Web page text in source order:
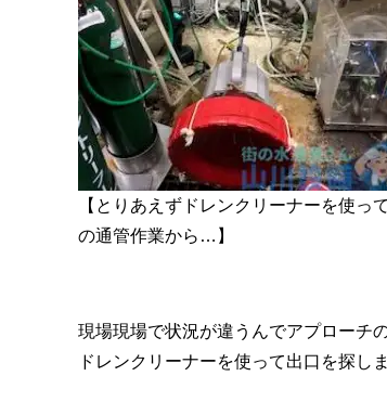
【とりあえずドレンクリーナーを使って
の通管作業から…】
現場現場で状況が違うんでアプローチ
ドレンクリーナーを使って出口を探しま